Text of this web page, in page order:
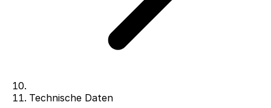
Technische Daten